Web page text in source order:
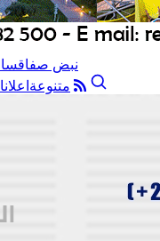
نبض صفاقس
متنوعة